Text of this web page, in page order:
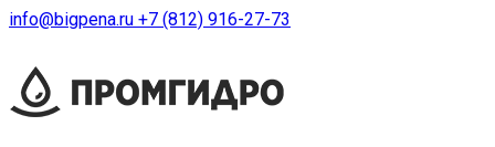
info@bigpena.ru +7 (812) 916-27-73